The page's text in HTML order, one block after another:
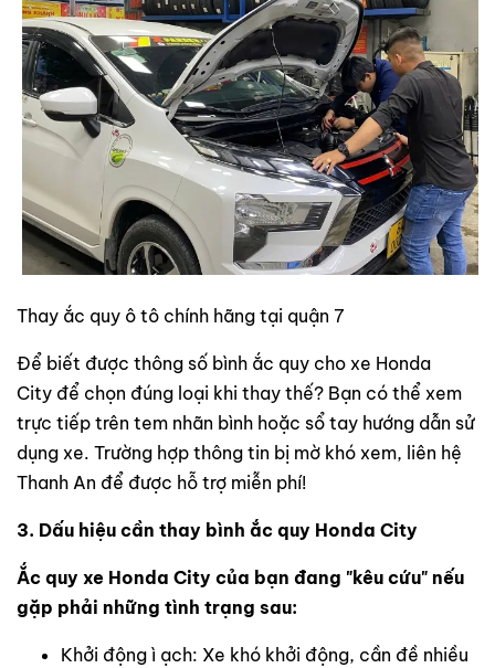
Thay ắc quy ô tô chính hãng tại quận 7
Để biết được thông số bình ắc quy cho xe Honda
City để chọn đúng loại khi thay thế? Bạn có thể xem
trực tiếp trên tem nhãn bình hoặc sổ tay hướng dẫn sử
dụng xe. Trường hợp thông tin bị mờ khó xem, liên hệ
Thanh An để được hỗ trợ miễn phí!
3. Dấu hiệu cần thay bình ắc quy Honda City
Ắc quy xe Honda City của bạn đang "kêu cứu" nếu
gặp phải những tình trạng sau:
Khởi động ì ạch: Xe khó khởi động, cần đề nhiều